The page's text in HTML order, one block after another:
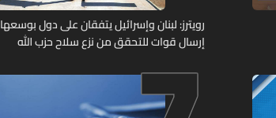
رويترز: لبنان وإسرائيل يتفقان على دول بوسعها
إرسال قوات للتحقق من نزع سلاح حزب الله